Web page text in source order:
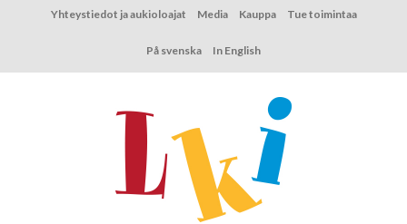
Yhteystiedot ja aukioloajat Media Kauppa Tue toimintaa
På svenska In English